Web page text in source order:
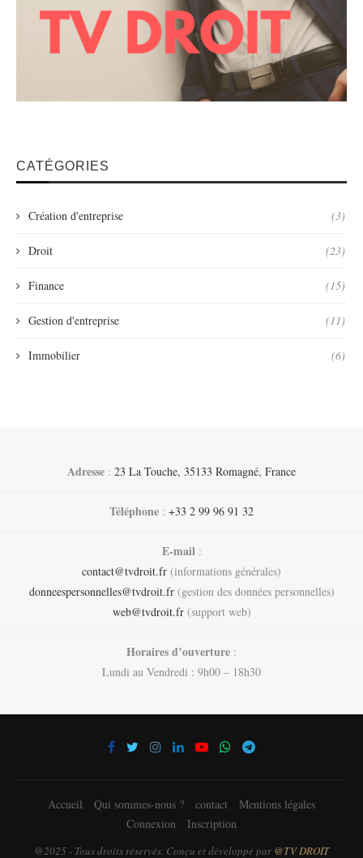
CATÉGORIES
Création d'entreprise (3)
Droit (23)
Finance (15)
Gestion d'entreprise (11)
Immobilier (6)
Adresse : 23 La Touche, 35133 Romagné, France
Téléphone : +33 2 99 96 91 32
E-mail :
contact@tvdroit.fr (informations générales)
donneespersonnelles@tvdroit.fr(gestion des données personnelles)
web@tvdroit.fr(support web)
Horaires d’ouverture :
Lundi au Vendredi : 9h00 – 18h30
Accueil Qui sommes-nous ? contact
Mentions légales
Connexion
Inscription
@2025 - Tous droits réservés. Conçu et développé par @TV DROIT